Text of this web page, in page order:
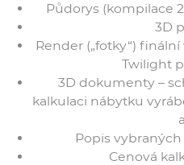
Půdorys (kompilace
3D
Render („fotky“)
Twilight
3D dokumenty –
kalkulaci nábytku
Popis
Cenová